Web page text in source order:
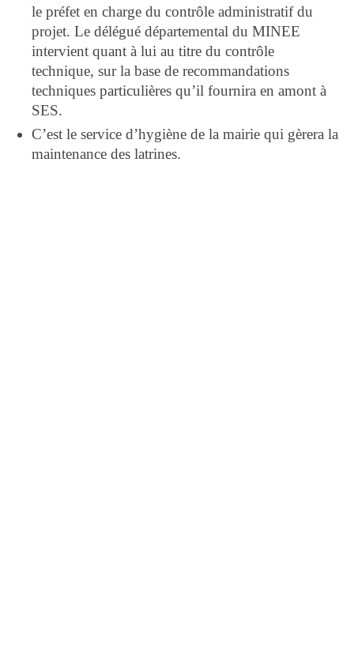
le préfet en charge du contrôle administratif du
projet. Le délégué départemental du MINEE
intervient quant à lui au titre du contrôle
technique, sur la base de recommandations
techniques particulières qu’il fournira en amont à
SES.
C’est le service d’hygiène de la mairie qui gèrera la
maintenance des latrines.